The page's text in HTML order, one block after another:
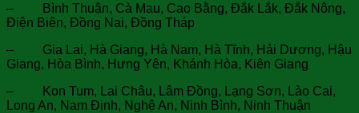
– Bình Thuận, Cà Mau, Cao Bằng, Đắk Lắk, Đắk Nông,
Điện Biên, Đồng Nai, Đồng Tháp
– Gia Lai, Hà Giang, Hà Nam, Hà Tĩnh, Hải Dương, Hậu
Giang, Hòa Bình, Hưng Yên, Khánh Hòa, Kiên Giang
– Kon Tum, Lai Châu, Lâm Đồng, Lạng Sơn, Lào Cai,
Long An, Nam Định, Nghệ An, Ninh Bình, Ninh Thuận